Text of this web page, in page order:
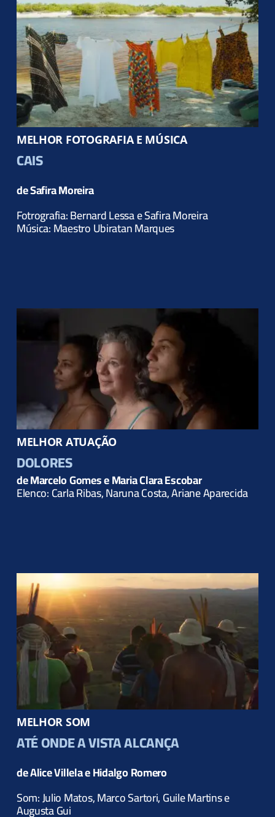
MELHOR FOTOGRAFIA E MÚSICA
CAIS
de Safira Moreira
Fotrografia: Bernard Lessa e Safira Moreira
Música:Maestro Ubiratan Marques
MELHOR ATUAÇÃO
DOLORES
de Marcelo Gomes e Maria Clara Escobar
Elenco:Carla Ribas, Naruna Costa,Ariane Aparecida
MELHOR SOM
ATÉ ONDE A VISTA ALCANÇA
de Alice Villela e Hidalgo Romero
Som:Julio Matos, Marco Sartori, Guile Martins e
Augusta Gui